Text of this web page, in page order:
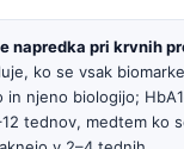
napredka pri krvnih
ko se vsak
in njeno biologijo;
tednov, medtem ko